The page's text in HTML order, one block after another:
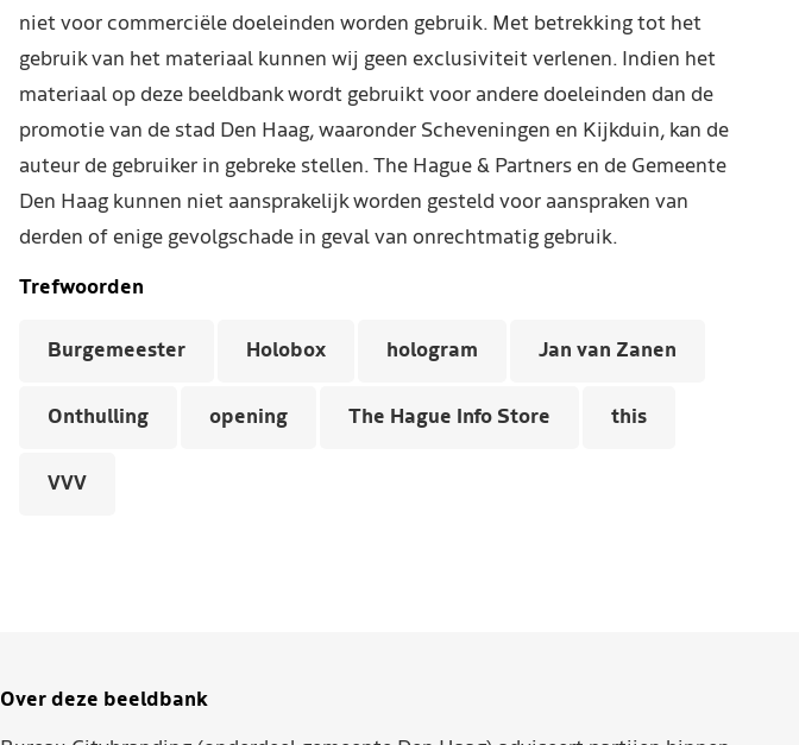
niet voor commerciële doeleinden worden gebruik. Met betrekking tot het
gebruik van het materiaal kunnen wij geen exclusiviteit verlenen. Indien het
materiaal op deze beeldbank wordt gebruikt voor andere doeleinden dan de
promotie van de stad Den Haag, waaronder Scheveningen en Kijkduin, kan de
auteur de gebruiker in gebreke stellen. The Hague & Partners en de Gemeente
Den Haag kunnen niet aansprakelijk worden gesteld voor aanspraken van
derden of enige gevolgschade in geval van onrechtmatig gebruik.
Trefwoorden
Burgemeester Holobox hologram Jan van Zanen
Onthulling opening The Hague Info Store this
VVV
Over deze beeldbank